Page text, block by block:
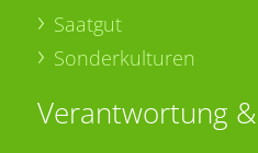
Saatgut
Sonderkulturen
Verantwortung